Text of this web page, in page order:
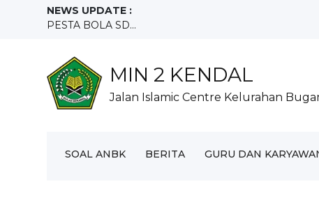
NEWS UPDATE :
Partisipasi MIN 2 Kendal Dalam Rangka Penanaman
SANTUNAN SURONAN...
KELULUSAN MIN 2 KENDAL...
HARI LAHIR PANCASILA...
Hari Kebangkitan Nasional (Harkitnas)...
RAKER MIN 2 KENDAL TAHUN 2026/2027...
MIN 2 KENDAL
Jalan Islamic Centre Kelurahan
SOAL ANBK BERITA GURU DAN